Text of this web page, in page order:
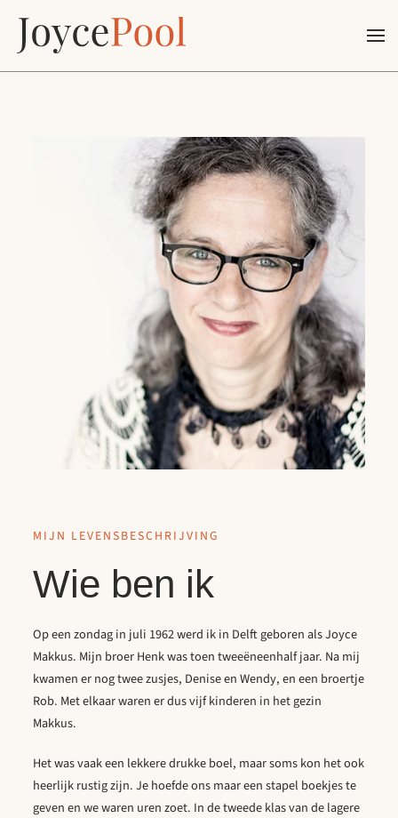
Terug naar hoofdinhoud
MIJN LEVENSBESCHRIJVING
Wie ben ik
Op een zondag in juli 1962 werd ik in Delft geboren als Joyce
Makkus. Mijn broer Henk was toen tweeëneenhalf jaar. Na mij
kwamen er nog twee zusjes, Denise en Wendy, en een broertje
Rob. Met elkaar waren er dus vijf kinderen in het gezin
Makkus.
Het was vaak een lekkere drukke boel, maar soms kon het ook
heerlijk rustig zijn. Je hoefde ons maar een stapel boekjes te
geven en we waren uren zoet. In de tweede klas van de lagere